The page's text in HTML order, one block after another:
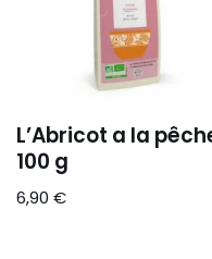
L’Abricot a la
100 g
6,90 €